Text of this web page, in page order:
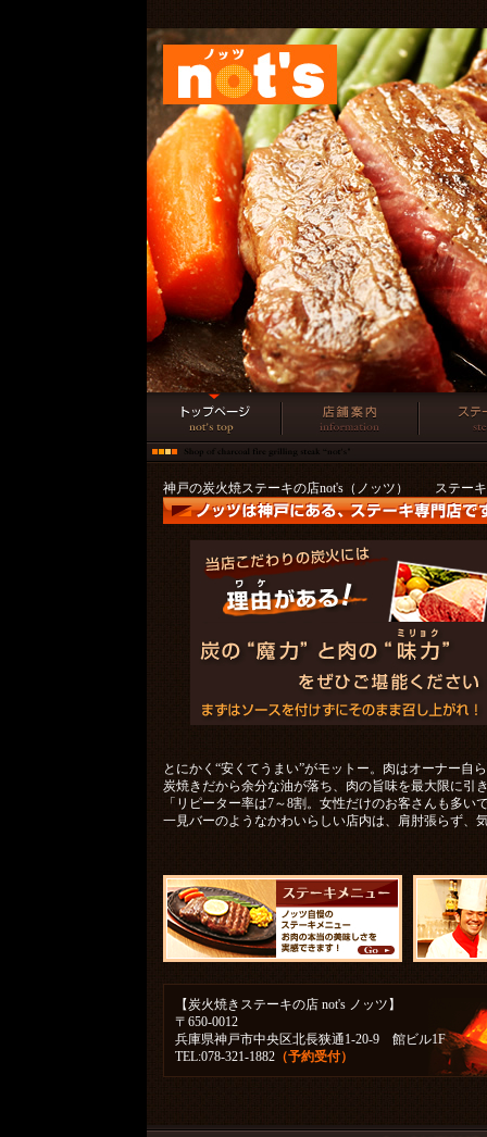
神戸の炭火焼ステーキの店not's（ノッツ） ステー
とにかく“安くてうまい”がモットー。肉はオーナー自
炭焼きだから余分な油が落ち、肉の旨味を最大限に引
「リピーター率は7～8割。女性だけのお客さんも多い
一見バーのようなかわいらしい店内は、肩肘張らず、
【炭火焼きステーキの店 not's ノッツ】
〒650-0012
兵庫県神戸市中央区北長狭通1-20-9 館ビル1F
TEL:078-321-1882 （予約受付）